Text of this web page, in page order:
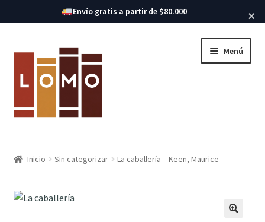
Buscar libros
Envío gratis a partir de $80.000 ×
la
navegación
contenido
Menú
hijo
Inicio Sin categorizar La caballería – Keen, Maurice